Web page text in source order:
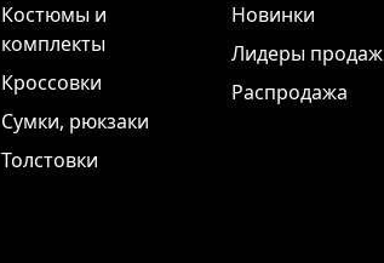
Костюмы и
комплекты
Кроссовки
Сумки, рюкзаки
Толстовки
Новинки
Лидеры продаж
Распродажа